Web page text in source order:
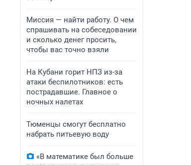
Миссия — найти работу. О чем
спрашивать на собеседовании
и сколько денег просить,
чтобы вас точно взяли
На Кубани горит НПЗ из-за
атаки беспилотников: есть
пострадавшие. Главное о
ночных налетах
Тюменцы смогут бесплатно
набрать питьевую воду
«В математике был больше